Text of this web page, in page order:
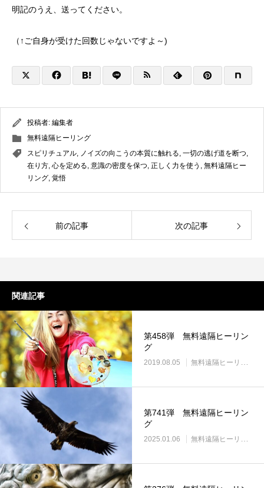
明記のうえ、送ってください。
（↑ご自身が受けた回数じゃないですよ～)
投稿者: 編集者
無料遠隔ヒーリング
スピリチュアル, ノイズの向こうの本質に触れる, 一切の逃げ道を断つ,
在り方, 心を定める, 意識の密度を保つ, 正しく力を使う , 無料遠隔ヒー
リング, 覚悟
前の記事 次の記事
関連記事
第458弾 無料遠隔ヒーリン
グ
2019.08.05 無料遠隔ヒーリング
第741弾 無料遠隔ヒーリン
グ
2025.01.06 無料遠隔ヒーリング